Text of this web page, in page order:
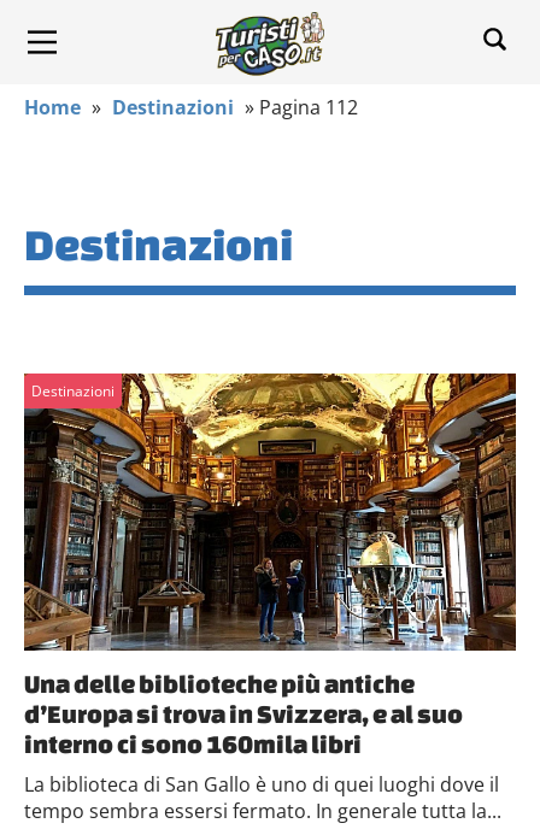
Home » Destinazioni » Pagina 112
Destinazioni
Destinazioni
Una delle biblioteche più antiche
d’Europa si trova in Svizzera, e al suo
interno ci sono 160mila libri
La biblioteca di San Gallo è uno di quei luoghi dove il
tempo sembra essersi fermato. In generale tutta la...